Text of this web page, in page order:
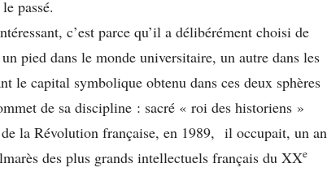
passé.
c’est parce qu’il a délibérément choisi de
pied dans le monde universitaire, un autre dans les
le capital symbolique obtenu dans ces deux sphères
de sa discipline : sacré « roi des historiens »
la Révolution française, en 1989, il occupait, un an
des plus grands intellectuels français du XXe